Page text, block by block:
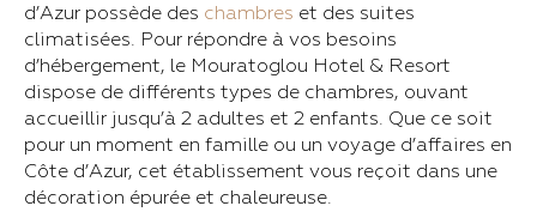
d’Azur possède des chambres et des suites
climatisées. Pour répondre à vos besoins
d’hébergement, le Mouratoglou Hotel & Resort
dispose de différents types de chambres, ouvant
accueillir jusqu’à 2 adultes et 2 enfants. Que ce soit
pour un moment en famille ou un voyage d’affaires en
Côte d’Azur, cet établissement vous reçoit dans une
décoration épurée et chaleureuse.